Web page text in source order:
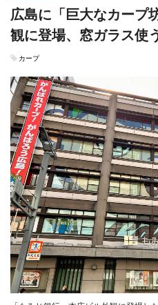
広島に「巨大なカー
観に登場、窓ガラス使
カープ